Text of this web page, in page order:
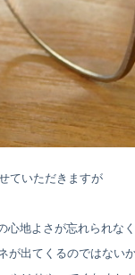
ていただきますが
心地よさが忘れられな
が出てくるのではない